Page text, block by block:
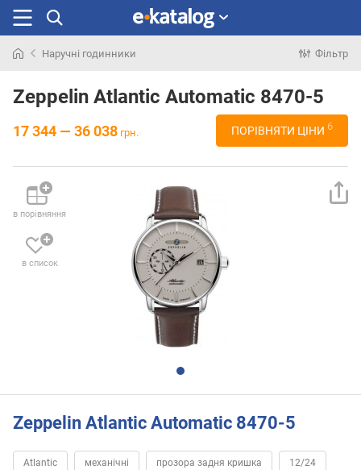
раніше
Наручні годинники Фільтр
Zeppelin Atlantic Automatic 8470-5
17 344 — 36 038 грн. ПОРІВНЯТИ ЦІНИ 6
в порівняння
в список
Zeppelin Atlantic Automatic 8470-5
Atlantic механічні прозора задня кришка 12/24